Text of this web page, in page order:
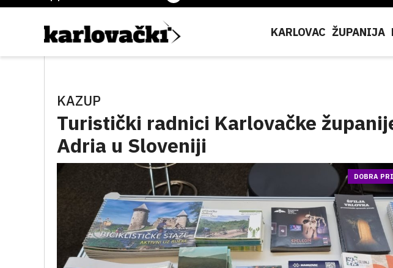
KARLOVAC ŽUPANIJA
KAZUP
Turistički radnici Karlovačke
Adria u Sloveniji
DOBRA